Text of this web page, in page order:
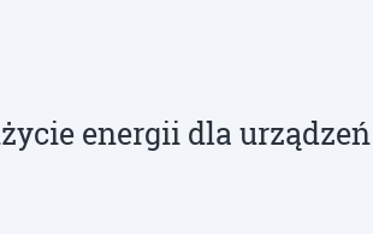
energii dla urządzeń